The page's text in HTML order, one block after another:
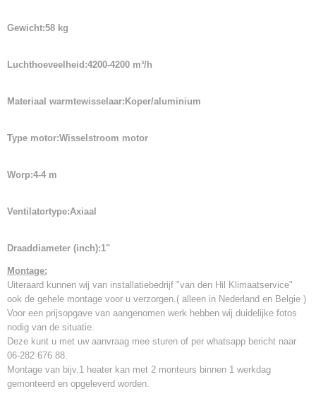
Gewicht:58 kg
Luchthoeveelheid:4200-4200 m³/h
Materiaal warmtewisselaar:Koper/aluminium
Type motor:Wisselstroom motor
Worp:4-4 m
Ventilatortype:Axiaal
Draaddiameter (inch):1"
Montage:
Uiteraard kunnen wij van installatiebedrijf "van den Hil Klimaatservice"
ook de gehele montage voor u verzorgen.( alleen in Nederland en Belgie )
Voor een prijsopgave van aangenomen werk hebben wij duidelijke fotos
nodig van de situatie.
Deze kunt u met uw aanvraag mee sturen of per whatsapp bericht naar
06-282 676 88.
Montage van bijv.1 heater kan met 2 monteurs binnen 1 werkdag
gemonteerd en opgeleverd worden.